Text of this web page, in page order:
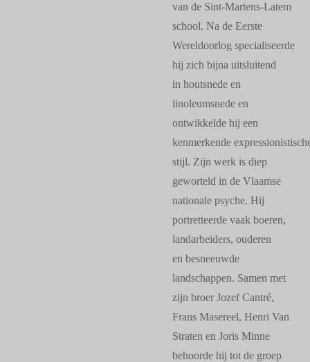
van de Sint-Martens-Latem
school. Na de Eerste
Wereldoorlog specialiseerde
hij zich bijna uitsluitend
in houtsnede en
linoleumsnede en
ontwikkelde hij een
kenmerkende
stijl. Zijn werk is diep
geworteld in de Vlaamse
nationale psyche. Hij
portretteerde vaak boeren,
landarbeiders, ouderen
en besneeuwde
landschappen. Samen met
zijn broer Jozef Cantré,
Frans Masereel, Henri Van
Straten en Joris Minne
behoorde hij tot de groep